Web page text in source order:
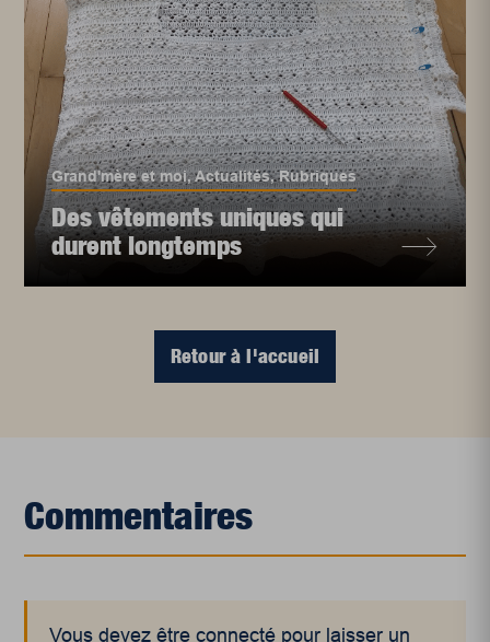
Grand'mère et moi,Actualités,Rubriques
Des vêtements uniques qui
durent longtemps
Retour à l'accueil
Commentaires
Vous devez être connecté pour laisser un